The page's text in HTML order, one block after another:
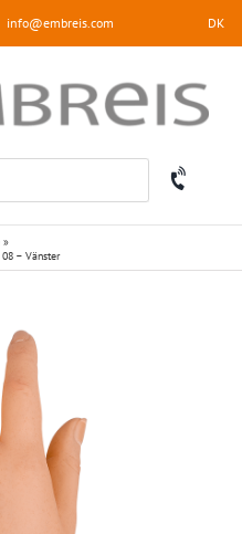
info@embreis.com DK
»
– Vänster